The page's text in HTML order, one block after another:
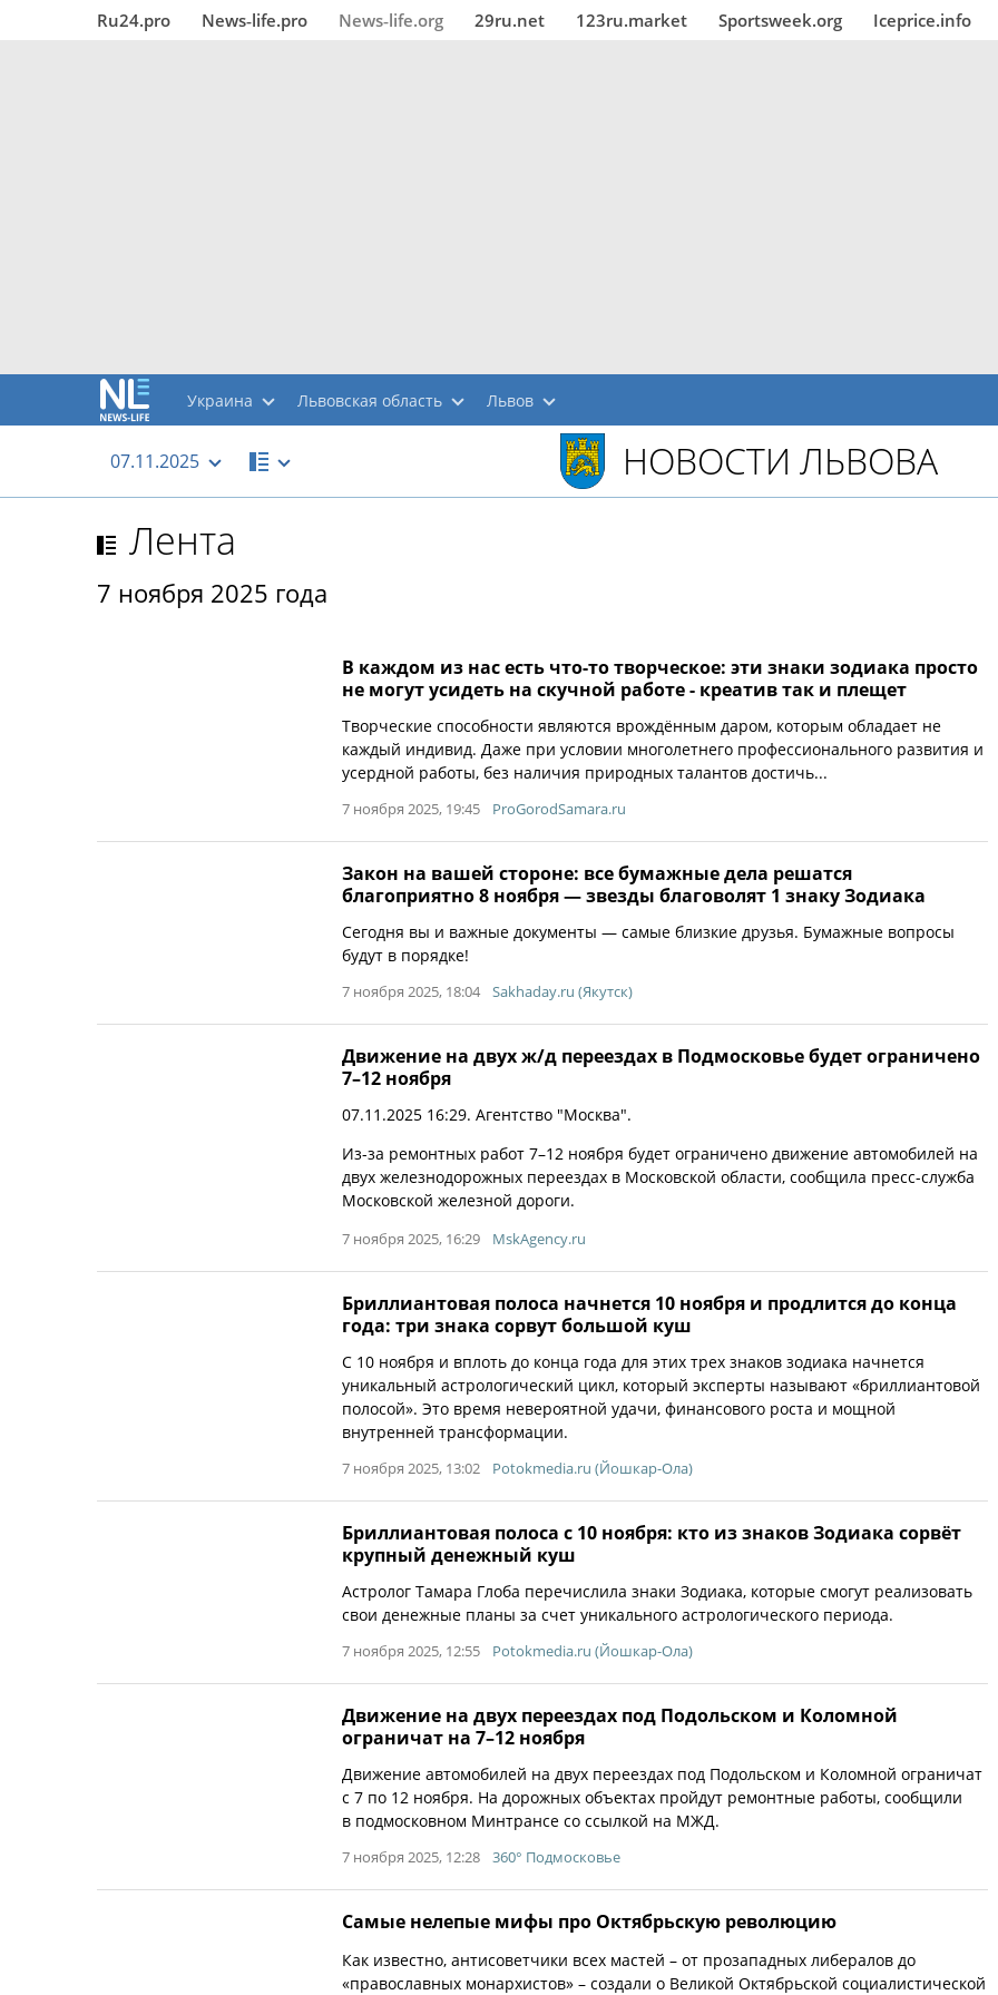
Ru24.pro News‑life.pro News‑life.org 29ru.net 123ru.market Sportsweek.org Iceprice.info
Украина Львовская область Львов
07.11.2025 НОВОСТИ ЛЬВОВА
Лента
7 ноября 2025 года
В каждом из нас есть что-то творческое: эти знаки зодиака просто
не могут усидеть на скучной работе - креатив так и плещет
Творческие способности являются врождённым даром, которым обладает не
каждый индивид. Даже при условии многолетнего профессионального развития и
усердной работы, без наличия природных талантов достичь...
7 ноября 2025, 19:45 ProGorodSamara.ru
Закон на вашей стороне: все бумажные дела решатся
благоприятно 8 ноября — звезды благоволят 1 знаку Зодиака
Сегодня вы и важные документы — самые близкие друзья. Бумажные вопросы
будут в порядке!
7 ноября 2025, 18:04 Sakhaday.ru (Якутск)
Движение на двух ж/д переездах в Подмосковье будет ограничено
7–12 ноября
07.11.2025 16:29. Агентство "Москва".
Из-за ремонтных работ 7–12 ноября будет ограничено движение автомобилей на
двух железнодорожных переездах в Московской области, сообщила пресс-служба
Московской железной дороги.
7 ноября 2025, 16:29 MskAgency.ru
Бриллиантовая полоса начнется 10 ноября и продлится до конца
года: три знака сорвут большой куш
С 10 ноября и вплоть до конца года для этих трех знаков зодиака начнется
уникальный астрологический цикл, который эксперты называют «бриллиантовой
полосой». Это время невероятной удачи, финансового роста и мощной
внутренней трансформации.
7 ноября 2025, 13:02 Potokmedia.ru (Йошкар-Ола)
Бриллиантовая полоса с 10 ноября: кто из знаков Зодиака сорвёт
крупный денежный куш
Астролог Тамара Глоба перечислила знаки Зодиака, которые смогут реализовать
свои денежные планы за счет уникального астрологического периода.
7 ноября 2025, 12:55 Potokmedia.ru (Йошкар-Ола)
Движение на двух переездах под Подольском и Коломной
ограничат на 7–12 ноября
Движение автомобилей на двух переездах под Подольском и Коломной ограничат
с 7 по 12 ноября. На дорожных объектах пройдут ремонтные работы, сообщили
в подмосковном Минтрансе со ссылкой на МЖД.
7 ноября 2025, 12:28 360° Подмосковье
Самые нелепые мифы про Октябрьскую революцию
Как известно, антисоветчики всех мастей – от прозападных либералов до
«православных монархистов» – создали о Великой Октябрьской социалистической